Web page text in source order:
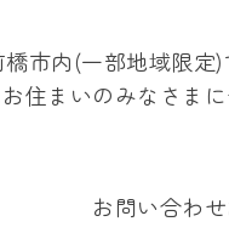
橋市内(一部地域限定)
住まいのみなさま
お問い合わ